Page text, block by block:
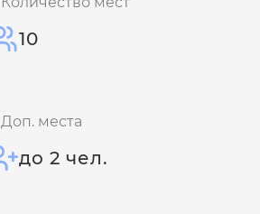
10
Доп. места
до 2 чел.